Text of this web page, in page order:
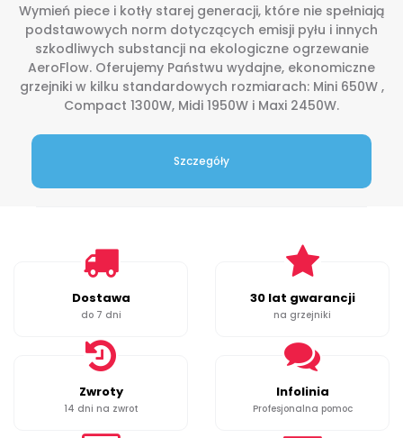
Wymień piece i kotły starej generacji, które nie spełniają
podstawowych norm dotyczących emisji pyłu i innych
szkodliwych substancji na ekologiczne ogrzewanie
AeroFlow. Oferujemy Państwu wydajne, ekonomiczne
grzejniki w kilku standardowych rozmiarach: Mini 650W ,
Compact 1300W, Midi 1950W i Maxi 2450W.
Szczegóły
Dostawa
do 7 dni
30 lat gwarancji
na grzejniki
Zwroty
14 dni na zwrot
Infolinia
Profesjonalna pomoc